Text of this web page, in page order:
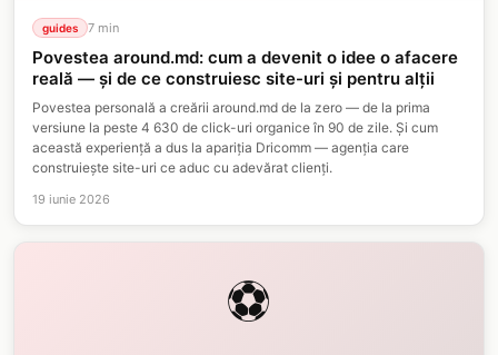
guides 7 min
Povestea around.md: cum a devenit o idee o afacere
reală — și de ce construiesc site-uri și pentru alții
Povestea personală a creării around.md de la zero — de la prima
versiune la peste 4 630 de click-uri organice în 90 de zile. Și cum
această experiență a dus la apariția Dricomm — agenția care
construiește site-uri ce aduc cu adevărat clienți.
19 iunie 2026
⚽